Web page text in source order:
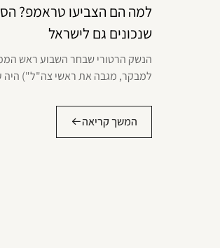
למה הם הצביעו טראמפ?
שנכונים גם לישראל
הנשק הרטורי שבחר השבוע ראש
למבקר, מגבה את ראשי צה"ל") היה
המשך קריאה